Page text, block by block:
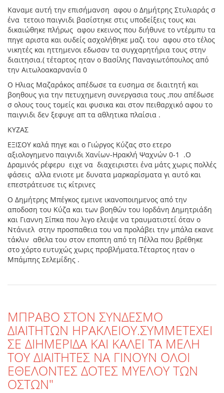
Καναμε αυτή την επισήμανση αφου ο Δημήτρης Στυλιαράς σ
ένα τετοιο παιγνιδι βασίστηκε στις υποδείξεις τους και
δικαιώθηκε πλήρως αφου εκεινος που διήθυνε το ντέρμπυ τα
πηγε αριστα και ουδείς ασχολήθηκε μαζι του αφου στο τέλος
νικητές και ηττημενοι εδωσαν τα συγχαρητήρια τους στην
διαιτησια.( τέταρτος ηταν ο Βασίλης Παναγιωτόπουλος από
την Αιτωλοακαρνανία 0
Ο Ηλιας Μαζαράκος απέδωσε τα ευσημα σε διαιτητή και
βοηθους για την πετυχημενη συνεργασια τους ,που απέδωσε
σ ολους τους τομείς και φυσικα και στον πειθαρχικό αφου το
παιγνιδι δεν ξεφυγε απ τα αθλητικα πλαίσια .
ΚΥΖΑΣ
ΕΞΙΣΟΥ καλά πηγε και ο Γιώργος Κύζας στο ετερο
αξιολογημενο παιγνιδι Χανίων-Ηρακλή Ψαχνών 0-1 .Ο
Δραμινός ρέφερυ ειχε να διαχειριστει ένα μάτς χωρις πολλές
φάσεις αλλα ενιοτε με δυνατα μαρκαρίσματα γι αυτό και
επεστράτευσε τις κίτρινες
Ο Δημήτρης Μπέγκος εμεινε ικανοποιημενος από την
αποδοση του Κύζα και των βοηθών του Ιορδάνη Δημητριάδη
και Γιαννη Σίπκα που λιγο ελειψε να τραυματιστεί όταν ο
Ντάνιελ στην προσπαθεια του να προλάβει την μπάλα εκανε
τάκλιν αθελα του στον εποπτη από τη Πέλλα που βρέθηκε
στο χόρτο ευτυχώς χωρις προβλήματα.Τέταρτος ηταν ο
Μπάμπης Σελεμίδης .
MΠΡΑΒΟ ΣΤΟΝ ΣΥΝΔΕΣΜΟ
ΔΙΑΙΤΗΤΩΝ ΗΡΑΚΛΕΙΟΥ.ΣΥΜΜΕΤΕΧΕΙ
ΣΕ ΔΙΗΜΕΡΙΔΑ ΚΑΙ ΚΑΛΕΙ ΤΑ ΜΕΛΗ
ΤΟΥ ΔΙΑΙΤΗΤΕΣ ΝΑ ΓΙΝΟΥΝ ΟΛΟΙ
ΕΘΕΛΟΝΤΕΣ ΔΟΤΕΣ ΜΥΕΛΟΥ ΤΩΝ
ΟΣΤΩΝ"